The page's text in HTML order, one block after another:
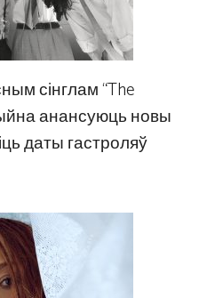
сінглам “The
анансуюць новы
даты гастроляў